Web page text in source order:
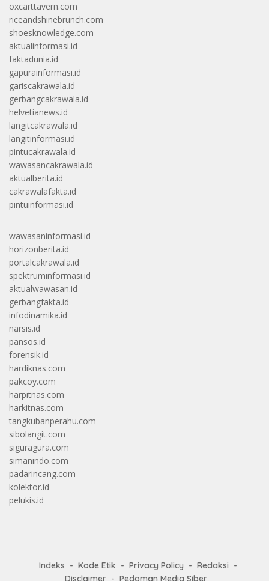
oxcarttavern.com
riceandshinebrunch.com
shoesknowledge.com
aktualinformasi.id
faktadunia.id
gapurainformasi.id
gariscakrawala.id
gerbangcakrawala.id
helvetianews.id
langitcakrawala.id
langitinformasi.id
pintucakrawala.id
wawasancakrawala.id
aktualberita.id
cakrawalafakta.id
pintuinformasi.id
wawasaninformasi.id
horizonberita.id
portalcakrawala.id
spektruminformasi.id
aktualwawasan.id
gerbangfakta.id
infodinamika.id
narsis.id
pansos.id
forensik.id
hardiknas.com
pakcoy.com
harpitnas.com
harkitnas.com
tangkubanperahu.com
sibolangit.com
siguragura.com
simanindo.com
padarincang.com
kolektor.id
pelukis.id
Indeks Kode Etik Privacy Policy
Redaksi
Disclaimer
Pedoman Media Siber